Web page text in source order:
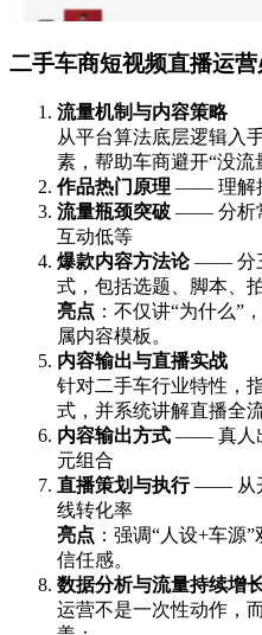
二手车商短视频直播运
流量机制与内容策略
从平台算法底层逻辑入
素，帮助车商避开“没流
作品热门原理 —— 理解
流量瓶颈突破 —— 分析
互动低等
爆款内容方法论—— 分
式，包括选题、脚本、
亮点 ：不仅讲“为什么”
属内容模板。
内容输出与直播实战
针对二手车行业特性，
式，并系统讲解直播全
内容输出方式 —— 真人
元组合
直播策划与执行—— 从
线转化率
亮点 ：强调“人设+车源
信任感。
数据分析与流量持续增
运营不是一次性动作，